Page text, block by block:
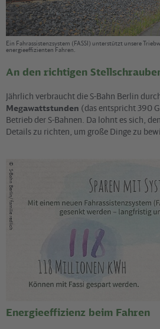
Ein Fahrassistenzsystem (FASSI) unterstützt unsere
energieeffizienten Fahren.
An den richtigen
Jährlich verbraucht die S-Bahn Berlin
Megawattstunden (das entspricht 390
Betrieb der S-Bahnen. Da lohnt es sich,
Details zu richten, um große Dinge zu
©
S-Bahn Berlin/ familie redlich
Energieeffizienz beim Fahren